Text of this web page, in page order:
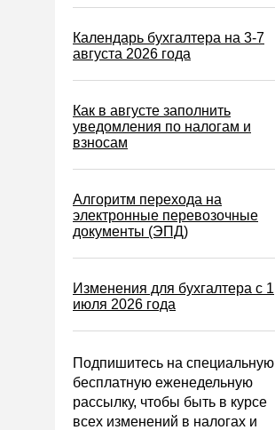
Возврат и зачет налогов
Налоговые проверки
Ответственность
Статистика
Онлайн-кассы ККТ ККМ
Управленческий учет
Анализ хозяйственной
Охрана труда и аттестация
Охрана труда
Календарь бухгалтера на 3-7
августа 2026 года
Как в августе заполнить
уведомления по налогам и
взносам
Алгоритм перехода на
электронные перевозочные
документы (ЭПД)
Изменения для бухгалтера с 1
июля 2026 года
Подпишитесь на специальную
бесплатную еженедельную
рассылку, чтобы быть в курсе
всех изменений в налогах и